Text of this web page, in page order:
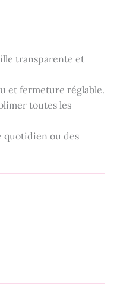
transparente et
et fermeture réglable.
toutes les
quotidien ou des